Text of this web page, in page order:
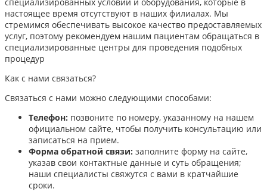
настоящее время отсутствуют в наших филиалах. Мы
стремимся обеспечивать высокое качество предоставляемых
услуг, поэтому рекомендуем нашим пациентам обращаться в
специализированные центры для проведения подобных
процедур
Как с нами связаться?
Связаться с нами можно следующими способами:​
Телефон: позвоните по номеру, указанному на нашем
официальном сайте, чтобы получить консультацию или
записаться на прием.​
Форма обратной связи: заполните форму на сайте,
указав свои контактные данные и суть обращения;
наши специалисты свяжутся с вами в кратчайшие
сроки.​